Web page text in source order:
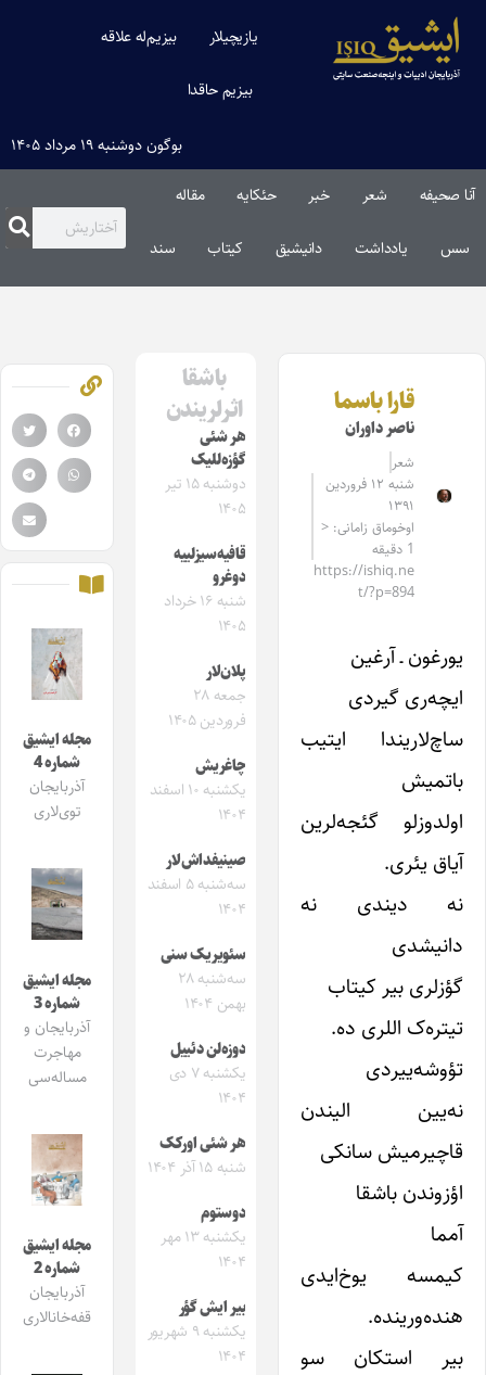
یازیچیلار بیزیم‌له علاقه
بیزیم حاقدا
بوگون دوشنبه ۱۹ مرداد ۱۴۰۵
آنا صحیفه شعر خبر حئکایه مقاله‌
سس یادداشت دانیشیق کیتاب سند
قارا باسما
ناصر داوران
شعر
شنبه ۱۲ فروردین
۱۳۹۱
اوخوماق زامانی: <
1 دقیقه
https://ishiq.ne
t/?p=894
یورغون ـ آرغین
ایچه‌ری گیردی
ساچ‌لاریندا ایتیب
باتمیش
اولدوزلو گئجه‌لرین
آیاق یئری.
نه دیندی نه
دانیشدی
گؤزلری بیر کیتاب
تیتره‌ک اللری ده.
تؤوشه‌ییردی
نه‌یین الیندن
قاچیرمیش سانکی
اؤزوندن باشقا
آمما
کیمسه یوخ‌ایدی
هنده‌و‌رینده.
بیر استکان سو
باشقا
اثرلریندن
هر شئی
گؤزه‌للیک
دوشنبه ۱۵ تیر
۱۴۰۵
قافیه‌سیزلییه
دوغرو
شنبه ۱۶ خرداد
۱۴۰۵
پلان‌لار
جمعه ۲۸
فروردین ۱۴۰۵
چاغریش
یکشنبه ۱۰ اسفند
۱۴۰۴
صینیفداش‌لار
سه‌شنبه ۵ اسفند
۱۴۰۴
سئویریک سنی
سه‌شنبه ۲۸
بهمن ۱۴۰۴
دوزه‌لن دئییل
یکشنبه ۷ دی
۱۴۰۴
هر شئی اورکک
شنبه ۱۵ آذر ۱۴۰۴
دوستوم
یکشنبه ۱۳ مهر
۱۴۰۴
بیر ایش گؤر
یکشنبه ۹ شهریور
۱۴۰۴
مجله ایشیق
شماره 4
آذربایجان
توی‌لاری
مجله ایشیق
شماره 3
آذربایجان و
مهاجرت
مساله‌سی
مجله ایشیق
شماره 2
آذربایجان
قفه‌خانالاری